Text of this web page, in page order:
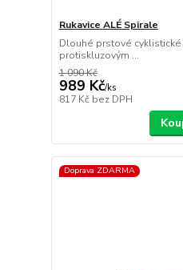
Rukavice ALÉ Spirale
Dlouhé prstové cyklistické
protiskluzovým ...
1 090 Kč
989 Kč/ks
817 Kč bez DPH
Doprava ZDARMA